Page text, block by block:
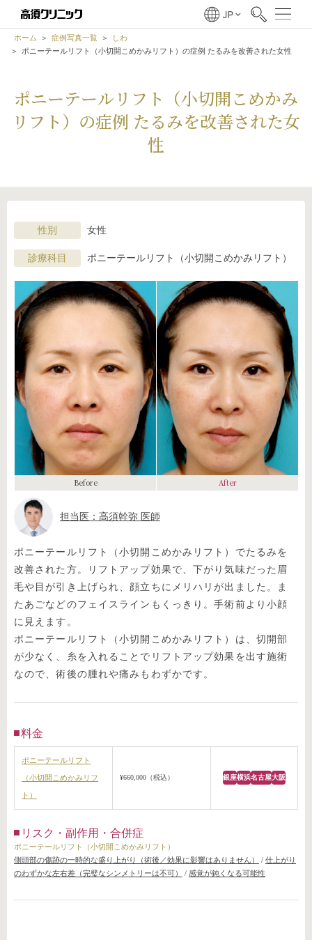
ホーム 症例写真一覧
しわ
ポニーテールリフト（小切開こめかみリフト）の症例 たるみを改善された女性
ポニーテールリフト（小切開こめかみ
リフト）の症例 たるみを改善された女
性
性別 女性
診療科目 ポニーテールリフト（小切開こめかみリフト）
Before After
担当医：高須幹弥 医師
ポニーテールリフト（小切開こめかみリフト）でたるみを
改善された方。リフトアップ効果で、下がり気味だった眉
毛や目が引き上げられ、顔立ちにメリハリが出ました。ま
たあごなどのフェイスラインもくっきり。手術前より小顔
に見えます。
ポニーテールリフト（小切開こめかみリフト）は、切開部
が少なく、糸を入れることでリフトアップ効果を出す施術
なので、術後の腫れや痛みもわずかです。
料金
ポニーテールリフト
（小切開こめかみリフ
ト）
¥660,000（税込） 銀座横浜名古屋大阪
リスク・副作用・合併症
ポニーテールリフト（小切開こめかみリフト）
側頭部の傷跡の一時的な盛り上がり（術後／効果に影響はありません）
/ 仕上がり
のわずかな左右差（完璧なシンメトリーは不可）
/ 感覚が鈍くなる可能性